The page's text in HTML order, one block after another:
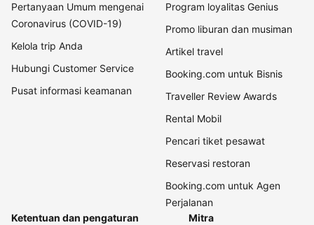
Pertanyaan Umum mengenai
Coronavirus (COVID-19)
Kelola trip Anda
Hubungi Customer Service
Pusat informasi keamanan
Program loyalitas Genius
Promo liburan dan musiman
Artikel travel
Booking.com untuk Bisnis
Traveller Review Awards
Rental Mobil
Pencari tiket pesawat
Reservasi restoran
Booking.com untuk Agen
Perjalanan
Ketentuan dan pengaturan
Mitra